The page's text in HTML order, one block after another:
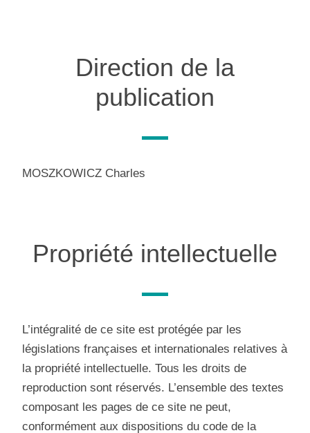
Direction de la
publication
MOSZKOWICZ Charles
Propriété intellectuelle
L’intégralité de ce site est protégée par les
législations françaises et internationales relatives à
la propriété intellectuelle. Tous les droits de
reproduction sont réservés. L’ensemble des textes
composant les pages de ce site ne peut,
conformément aux dispositions du code de la